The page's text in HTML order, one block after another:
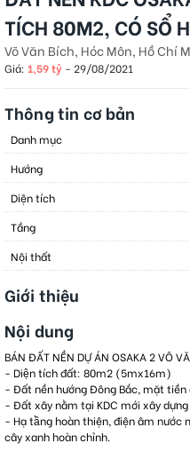
TÍCH 80M2, CÓ SỔ
Võ Văn Bích, Hóc Môn, Hồ Chí
Giá: 1,59 tỷ - 29/08/2021
Thông tin cơ bản
Danh mục
Hướng
Diện tích
Tầng
Nội thất
Giới thiệu
Nội dung
BÁN ĐẤT NỀN DỰ ÁN OSAKA 2 VÕ
- Diện tích đất: 80m2 (5mx16m)
- Đất nền hướng Đông Bắc, mặt tiền
- Đất xây nằm tại KDC mới xây
- Hạ tầng hoàn thiện, điện âm nước
cây xanh hoàn chỉnh.